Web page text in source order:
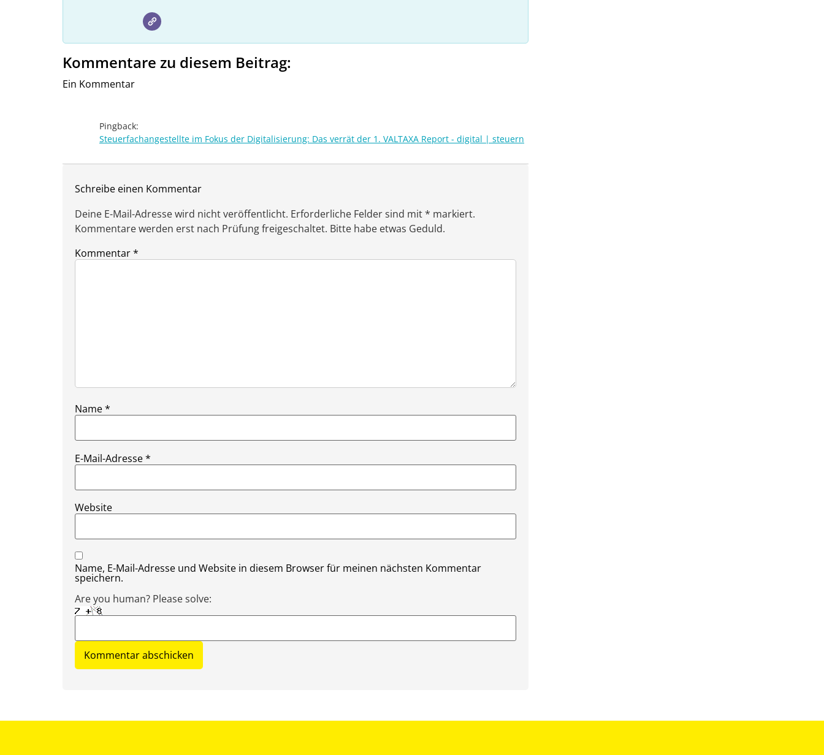
Kommentare zu diesem Beitrag:
Ein Kommentar
Pingback:
Steuerfachangestellte im Fokus der Digitalisierung: Das verrät der 1. VALTAXA Report - digital | steuern
Schreibe einen Kommentar
Deine E-Mail-Adresse wird nicht veröffentlicht. Erforderliche Felder sind mit * markiert.
Kommentare werden erst nach Prüfung freigeschaltet. Bitte habe etwas Geduld.
Kommentar*
Name*
E-Mail-Adresse*
Website
Name, E-Mail-Adresse und Website in diesem Browser für meinen nächsten Kommentar
speichern.
Are you human? Please solve: